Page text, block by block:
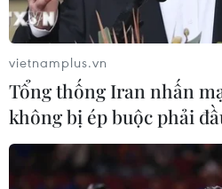
ca, trong đó có 52.150 ca tử
vietnamplus.vn
Tổng thống Iran nhấn
không bị ép buộc phải